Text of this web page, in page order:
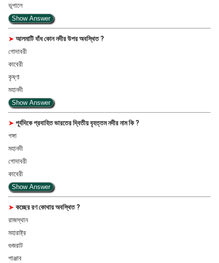
ভূপালে
Show Answer
➤ আলমাটি বাঁধ কোন নদীর উপর অবস্থিত ?
গোদাবরী
কাবেরী
কৃষ্ণা
মহানদী
Show Answer
➤ পূর্বদিকে প্রবাহিত ভারতের দ্বিতীয় বৃহত্তম নদীর নাম কি ?
গঙ্গা
মহানদী
গোদাবরী
কাবেরী
Show Answer
➤ কচ্ছের রণ কোথায় অবস্থিত ?
রাজস্থান
মহারাষ্ট্র
গুজরাট
পাঞ্জাব